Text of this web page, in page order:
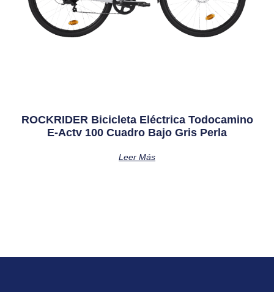
ROCKRIDER Bicicleta Eléctrica Todocamino
E-Actv 100 Cuadro Bajo Gris Perla
Leer Más